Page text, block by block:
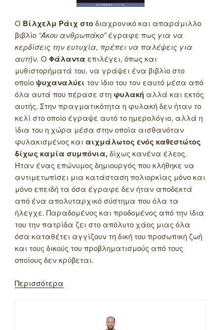
Ο Βίλχελμ Ράιχ στοδιαχρονικό και απαράμιλλο
βιβλίο “Άκου ανθρωπάκο”έγραφε πως για να
κερδίσεις την ευτυχία, πρέπει να παλέψεις για
αυτήν. Ο Φάλαντα επιλέγει, όπως και
μυθιστορήματά του, να γράψει ένα βιβλίο στο
οποίοψυχαναλύει τον ίδιο του τον εαυτό μέσα από
όλα αυτά που πέρασε στη φυλακή αλλά και εκτός
αυτής. Στην πραγματικότητα η φυλακή δεν ήταν το
κελί στο οποίο έγραψε αυτό το ημερολόγιο, αλλά η
ίδια του η χώρα μέσα στην οποία αισθανόταν
φυλακισμένος και αιχμάλωτος ενός καθεστώτος
δίχως καμία συμπόνια,δίχως κανένα έλεος.
Ήταν ένας επώνυμος δημιουργός που κλήθηκε να
αντιμετωπίσει μια κατάσταση πολιορκίας μόνο και
μόνο επειδή τα όσα έγραφε δεν ήταν αποδεκτά
από ένα απολυταρχικό σύστημα που όλα τα
ήλεγχε. Παραδομένος και προδομένος από την ίδια
του την πατρίδα ζει στο απόλυτο χάος μιας όλα
όσα καταθέτει αγγίζουν τη δική του προσωπική ζωή
και τους δικούς του προβληματισμούς από τους
οποίους δεν κρύβεται.
Περισσότερα